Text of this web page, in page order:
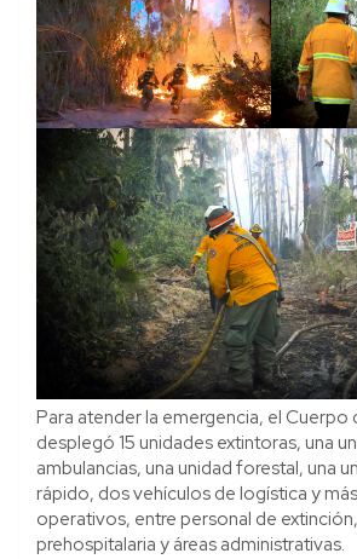
Para atender la emergencia, el
desplegó 15 unidades extintoras, una
ambulancias, una unidad forestal, una
rápido, dos vehículos de logística y
operativos, entre personal de
prehospitalaria y áreas administrativas.